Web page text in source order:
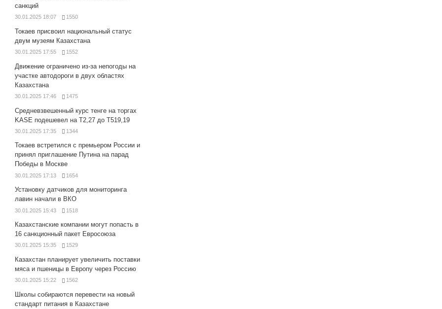
санкций
30.01.2025 18:07 1550
Токаев присвоил национальный статус
двум музеям Казахстана
30.01.2025 17:55 1552
Движение ограничено из-за непогоды на
участке автодороги в двух областях
Казахстана
30.01.2025 17:46 1475
Средневзвешенный курс тенге на торгах
KASE подешевел на Т2,27 до Т519,19
30.01.2025 17:35 1344
Токаев встретился с премьером России и
принял приглашение Путина на парад
Победы в Москве
30.01.2025 17:13 1654
Установку датчиков для мониторинга
лавин начали в ВКО
30.01.2025 15:43 1518
Казахстанские компании могут попасть в
16 санкционный пакет Евросоюза
30.01.2025 15:35 1529
Казахстан планирует увеличить поставки
мяса и пшеницы в Европу через Россию
30.01.2025 15:22 1562
Школы собираются перевести на новый
стандарт питания в Казахстане